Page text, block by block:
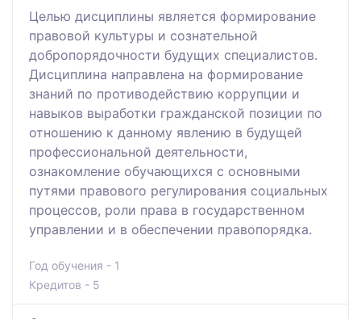
Целью дисциплины является формирование
правовой культуры и сознательной
добропорядочности будущих специалистов.
Дисциплина направлена на формирование
знаний по противодействию коррупции и
навыков выработки гражданской позиции по
отношению к данному явлению в будущей
профессиональной деятельности,
ознакомление обучающихся с основными
путями правового регулирования социальных
процессов, роли права в государственном
управлении и в обеспечении правопорядка.
Год обучения - 1
Кредитов - 5